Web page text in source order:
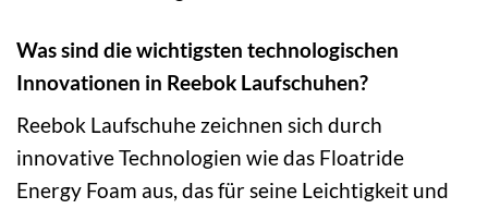
Was sind die wichtigsten technologischen
Innovationen in Reebok Laufschuhen?
Reebok Laufschuhe zeichnen sich durch
innovative Technologien wie das Floatride
Energy Foam aus, das für seine Leichtigkeit und